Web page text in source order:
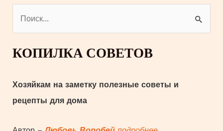
с
КОПИЛКА СОВЕТОВ
Хозяйкам на заметку полезные советы и
рецепты для дома